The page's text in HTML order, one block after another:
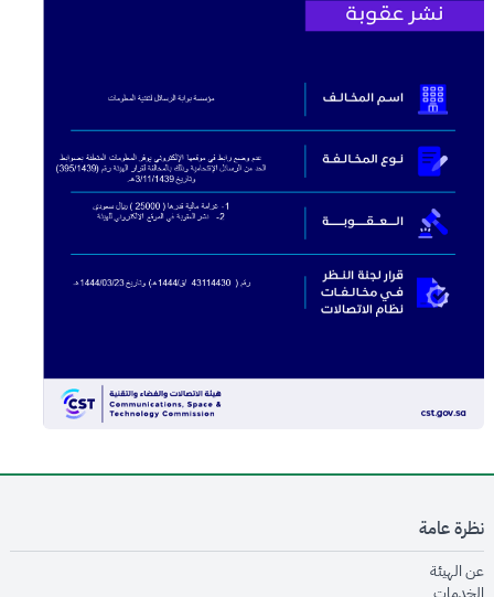
نظرة عامة
عن الهيئةopens in new window
opens in new window